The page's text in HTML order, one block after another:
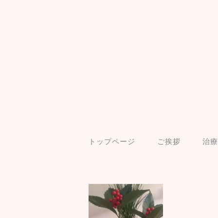
トップページ ご挨拶 治